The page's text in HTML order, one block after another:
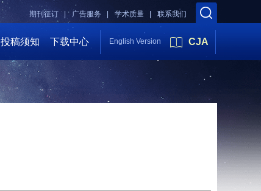
联系我们
学术质量 |
广告服务 |
期刊征订 |
投稿须知 下载中心 English Version CJA